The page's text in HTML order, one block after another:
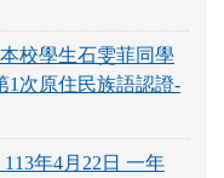
校學生石雯菲同學
1次原住民族語認證-
年4月22日 一年